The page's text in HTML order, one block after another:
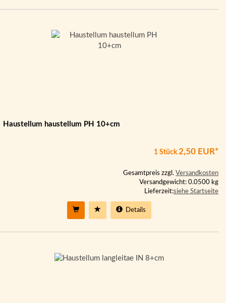
Haustellum haustellum PH 10+cm
1 Stück 2,50 EUR*
Gesamtpreis zzgl. Versandkosten
Versandgewicht: 0.0500 kg
Lieferzeit:siehe Startseite
Details